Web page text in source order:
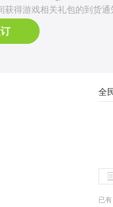
得游戏相关礼包的到货通
全
已有